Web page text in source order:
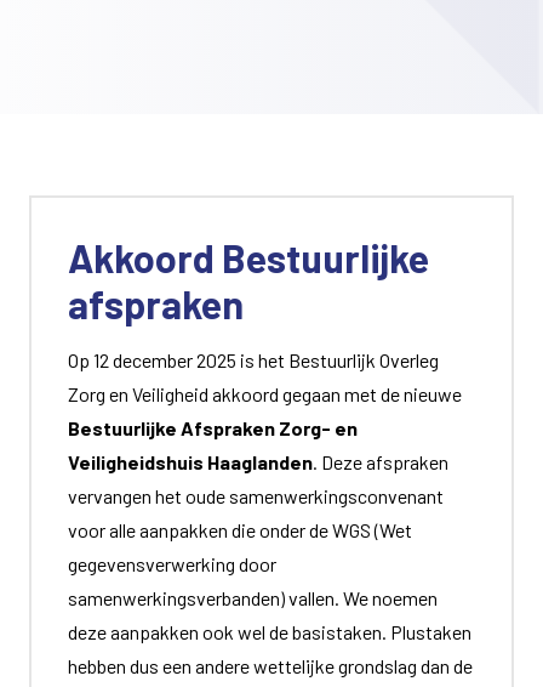
Akkoord Bestuurlijke
afspraken
Op 12 december 2025 is het Bestuurlijk Overleg
Zorg en Veiligheid akkoord gegaan met de nieuwe
Bestuurlijke Afspraken Zorg- en
Veiligheidshuis Haaglanden. Deze afspraken
vervangen het oude samenwerkingsconvenant
voor alle aanpakken die onder de WGS (Wet
gegevensverwerking door
samenwerkingsverbanden) vallen. We noemen
deze aanpakken ook wel de basistaken. Plustaken
hebben dus een andere wettelijke grondslag dan de